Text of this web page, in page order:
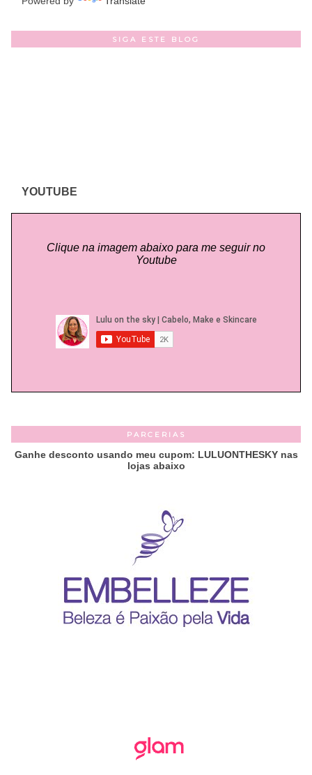
SIGA ESTE BLOG
YOUTUBE
Clique na imagem abaixo para me seguir no
Youtube
PARCERIAS
Ganhe desconto usando meu cupom: LULUONTHESKY nas
lojas abaixo